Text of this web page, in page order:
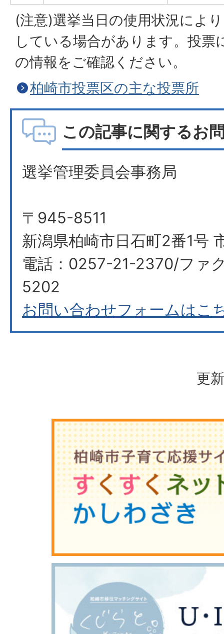
(注意)選挙当日の使用状況によ
している場合があります。投票
の情報をご確認ください。
柏崎市投票区の主な投票所
この記事に関するお
選挙管理委員会事務局
〒945-8511
新潟県柏崎市日石町2番1号
電話：0257-21-2370/ファ
5202
お問い合わせフォームはこ
更